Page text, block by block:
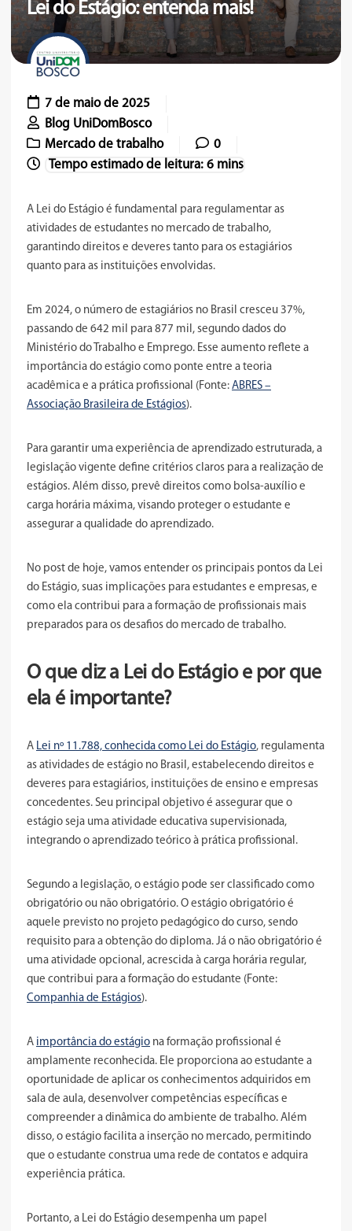
Lei do Estágio: entenda mais!
7 de maio de 2025
Blog UniDomBosco
Mercado de trabalho
0
A Lei do Estágio é fundamental para regulamentar as
atividades de estudantes no mercado de trabalho,
garantindo direitos e deveres tanto para os estagiários
quanto para as instituições envolvidas.
Em 2024, o número de estagiários no Brasil cresceu 37%,
passando de 642 mil para 877 mil, segundo dados do
Ministério do Trabalho e Emprego. Esse aumento reflete a
importância do estágio como ponte entre a teoria
acadêmica e a prática profissional (Fonte: ABRES –
Associação Brasileira de Estágios).
Para garantir uma experiência de aprendizado estruturada, a
legislação vigente define critérios claros para a realização de
estágios. Além disso, prevê direitos como bolsa-auxílio e
carga horária máxima, visando proteger o estudante e
assegurar a qualidade do aprendizado.
No post de hoje, vamos entender os principais pontos da Lei
do Estágio, suas implicações para estudantes e empresas, e
como ela contribui para a formação de profissionais mais
preparados para os desafios do mercado de trabalho.
O que diz a Lei do Estágio e por que
ela é importante?
A Lei nº 11.788, conhecida como Lei do Estágio, regulamenta
as atividades de estágio no Brasil, estabelecendo direitos e
deveres para estagiários, instituições de ensino e empresas
concedentes. Seu principal objetivo é assegurar que o
estágio seja uma atividade educativa supervisionada,
integrando o aprendizado teórico à prática profissional.
Segundo a legislação, o estágio pode ser classificado como
obrigatório ou não obrigatório. O estágio obrigatório é
aquele previsto no projeto pedagógico do curso, sendo
requisito para a obtenção do diploma. Já o não obrigatório é
uma atividade opcional, acrescida à carga horária regular,
que contribui para a formação do estudante (Fonte:
Companhia de Estágios).
A importância do estágio na formação profissional é
amplamente reconhecida. Ele proporciona ao estudante a
oportunidade de aplicar os conhecimentos adquiridos em
sala de aula, desenvolver competências específicas e
compreender a dinâmica do ambiente de trabalho. Além
disso, o estágio facilita a inserção no mercado, permitindo
que o estudante construa uma rede de contatos e adquira
experiência prática.
Portanto, a Lei do Estágio desempenha um papel